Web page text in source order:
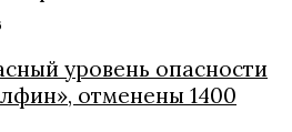
уровень опасности
отменены 1400